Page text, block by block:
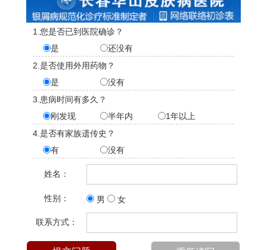
1.您是否已到医院确诊？
是
还没有
2.是否使用外用药物？
是
没有
3.患病时间有多久？
刚发现
半年内
1年以上
4.是否有家族遗传史？
有
没有
姓名：
性别： 男 女
联系方式：